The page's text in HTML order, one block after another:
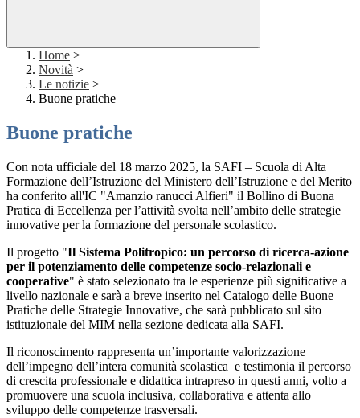
Home >
Novità >
Le notizie >
Buone pratiche
Buone pratiche
Con nota ufficiale del 18 marzo 2025, la SAFI – Scuola di Alta
Formazione dell’Istruzione del Ministero dell’Istruzione e del Merito
ha conferito all'IC "Amanzio ranucci Alfieri" il Bollino di Buona
Pratica di Eccellenza per l’attività svolta nell’ambito delle strategie
innovative per la formazione del personale scolastico.
Il progetto "Il Sistema Politropico: un percorso di ricerca-azione
per il potenziamento delle competenze socio-relazionali e
cooperative" è stato selezionato tra le esperienze più significative a
livello nazionale e sarà a breve inserito nel Catalogo delle Buone
Pratiche delle Strategie Innovative, che sarà pubblicato sul sito
istituzionale del MIM nella sezione dedicata alla SAFI.
Il riconoscimento rappresenta un’importante valorizzazione
dell’impegno dell’intera comunità scolastica e testimonia il percorso
di crescita professionale e didattica intrapreso in questi anni, volto a
promuovere una scuola inclusiva, collaborativa e attenta allo
sviluppo delle competenze trasversali.